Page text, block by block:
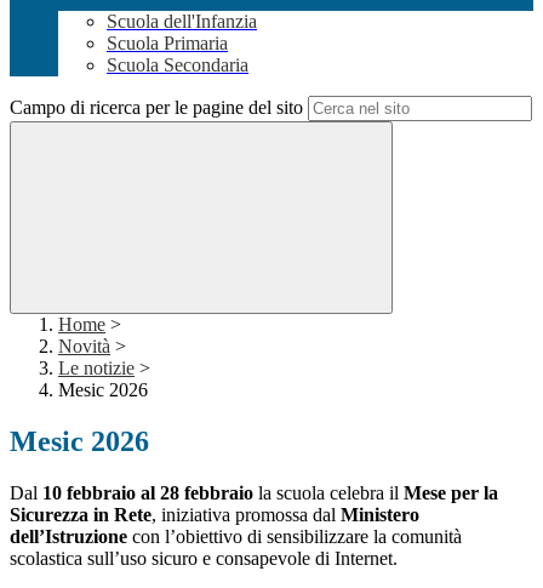
Scuola dell'Infanzia
Scuola Primaria
Scuola Secondaria
Campo di ricerca per le pagine del sito
Home >
Novità >
Le notizie >
Mesic 2026
Mesic 2026
Dal 10 febbraio al 28 febbraio la scuola celebra il Mese per la
Sicurezza in Rete, iniziativa promossa dal Ministero
dell’Istruzione con l’obiettivo di sensibilizzare la comunità
scolastica sull’uso sicuro e consapevole di Internet.